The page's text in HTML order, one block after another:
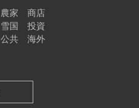
農家
商店
雪国
投資
公共
海外